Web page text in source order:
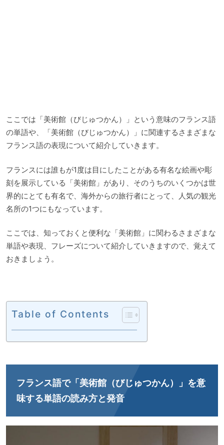
ここでは「美術館（びじゅつかん）」という意味のフランス語
の単語や、「美術館（びじゅつかん）」に関連するさまざまな
フランス語の表現について紹介していきます。
フランスには誰もが1度は目にしたことがある有名な絵画や彫
刻を展示している「美術館」があり、そのうちのいくつかは世
界的にとても有名で、海外からの旅行者にとって、人気の観光
名所の1つにもなっています。
ここでは、知っておくと便利な「美術館」に関わるさまざまな
単語や表現、フレーズについて紹介していきますので、覚えて
おきましょう。
Table of Contents
フランス語で「美術館（びじゅつかん）」を意
味する単語の読み方と発音